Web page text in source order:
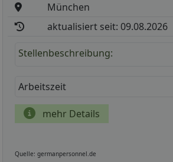
München
aktualisiert seit: 09.08.2026
Stellenbeschreibung:
Arbeitszeit
mehr Details
Quelle: germanpersonnel.de